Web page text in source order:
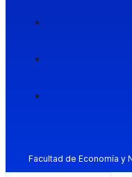
Facultad de Economía y